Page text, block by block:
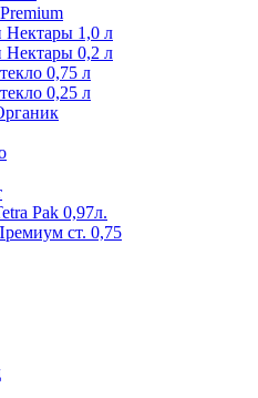
Нектары 1,0 л
Нектары 0,2 л
0,75 л
0,25 л
Pak 0,97л.
ст. 0,75